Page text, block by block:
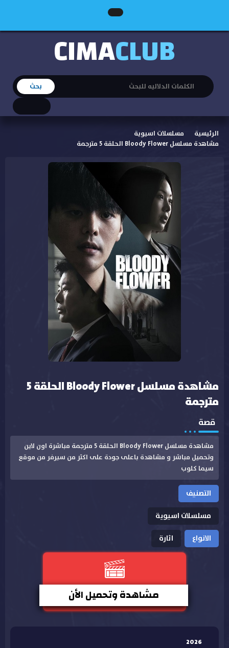
CIMACLUB
الرئيسية
مسلسلات اسيوية
مشاهدة مسلسل Bloody Flower الحلقة 5 مترجمة
مشاهدة مسلسل Bloody Flower الحلقة 5
مترجمة
قصة
مشاهدة مسلسل Bloody Flower الحلقة 5 مترجمة مباشرة اون لاين
وتحميل مباشر و مشاهدة باعلى جودة على اكثر من سيرفر من موقع
سيما كلوب
التصنيف
مسلسلات اسيوية
الانواع
اثارة
مشاهدة وتحميل الأن
2026